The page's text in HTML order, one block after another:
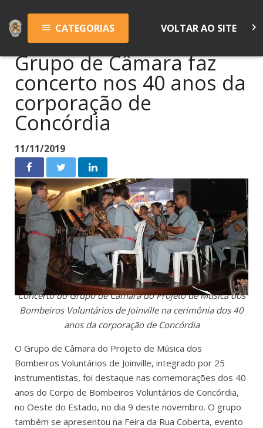
menu CATEGORIAS VOLTAR AO SITE keyboard_arrow_right
Grupo de Câmara faz
concerto nos 40 anos da
corporação de
Concórdia
11/11/2019
Concerto do Grupo de Câmara do Projeto de Música dos
Bombeiros Voluntários de Joinville na cerimônia dos 40
anos da corporação de Concórdia
O Grupo de Câmara do Projeto de Música dos
Bombeiros Voluntários de Joinville, integrado por 25
instrumentistas, foi destaque nas comemorações dos 40
anos do Corpo de Bombeiros Voluntários de Concórdia,
no Oeste do Estado, no dia 9 deste novembro. O grupo
também se apresentou na Feira da Rua Coberta, evento